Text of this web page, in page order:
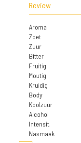
Review
Aroma
Zoet
Zuur
Bitter
Fruitig
Moutig
Kruidig
Body
Koolzuur
Alcohol
Intensit.
Nasmaak